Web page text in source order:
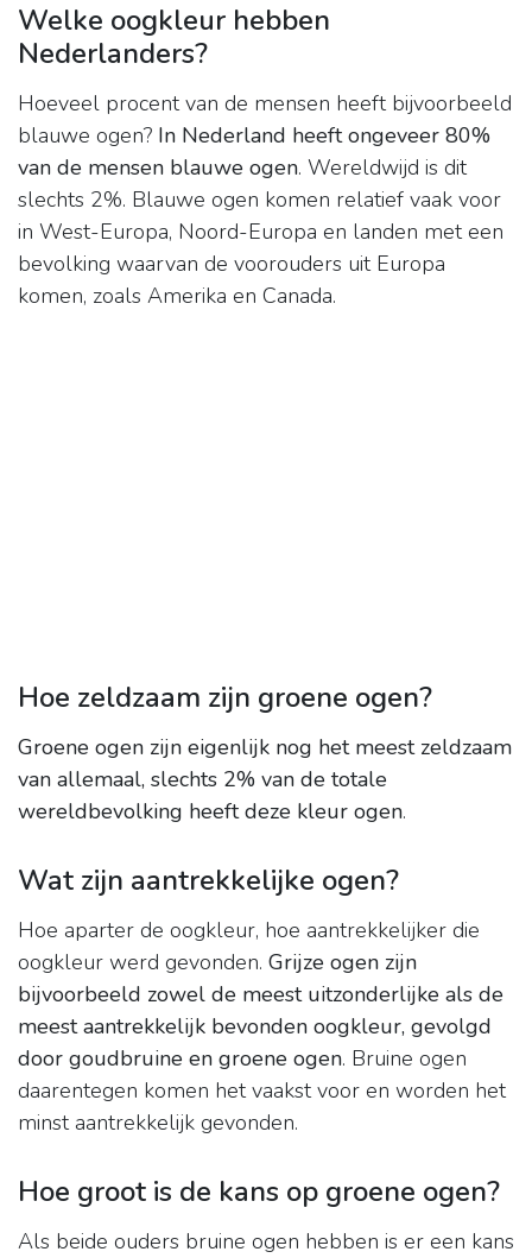
Welke oogkleur hebben
Nederlanders?
Hoeveel procent van de mensen heeft bijvoorbeeld
blauwe ogen? In Nederland heeft ongeveer 80%
van de mensen blauwe ogen. Wereldwijd is dit
slechts 2%. Blauwe ogen komen relatief vaak voor
in West-Europa, Noord-Europa en landen met een
bevolking waarvan de voorouders uit Europa
komen, zoals Amerika en Canada.
Hoe zeldzaam zijn groene ogen?
Groene ogen zijn eigenlijk nog het meest zeldzaam
van allemaal, slechts 2% van de totale
wereldbevolking heeft deze kleur ogen.
Wat zijn aantrekkelijke ogen?
Hoe aparter de oogkleur, hoe aantrekkelijker die
oogkleur werd gevonden. Grijze ogen zijn
bijvoorbeeld zowel de meest uitzonderlijke als de
meest aantrekkelijk bevonden oogkleur, gevolgd
door goudbruine en groene ogen. Bruine ogen
daarentegen komen het vaakst voor en worden het
minst aantrekkelijk gevonden.
Hoe groot is de kans op groene ogen?
Als beide ouders bruine ogen hebben is er een kans